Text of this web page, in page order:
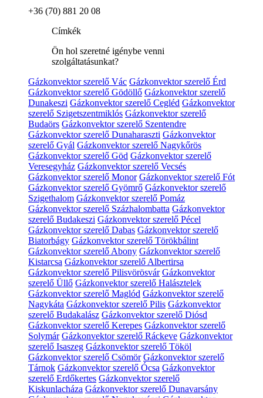
+36 (70) 881 20 08
Címkék
Ön hol szeretné igénybe venni
szolgáltatásunkat?
Gázkonvektor szerelő Vác Gázkonvektor szerelő Érd
Gázkonvektor szerelő Gödöllő Gázkonvektor szerelő
Dunakeszi Gázkonvektor szerelő Cegléd Gázkonvektor
szerelő Szigetszentmiklós Gázkonvektor szerelő
Budaörs Gázkonvektor szerelő Szentendre
Gázkonvektor szerelő Dunaharaszti Gázkonvektor
szerelő Gyál Gázkonvektor szerelő Nagykőrös
Gázkonvektor szerelő Göd Gázkonvektor szerelő
Veresegyház Gázkonvektor szerelő Vecsés
Gázkonvektor szerelő Monor Gázkonvektor szerelő Fót
Gázkonvektor szerelő Gyömrő Gázkonvektor szerelő
Szigethalom Gázkonvektor szerelő Pomáz
Gázkonvektor szerelő Százhalombatta Gázkonvektor
szerelő Budakeszi Gázkonvektor szerelő Pécel
Gázkonvektor szerelő Dabas Gázkonvektor szerelő
Biatorbágy Gázkonvektor szerelő Törökbálint
Gázkonvektor szerelő Abony Gázkonvektor szerelő
Kistarcsa Gázkonvektor szerelő Albertirsa
Gázkonvektor szerelő Pilisvörösvár Gázkonvektor
szerelő Üllő Gázkonvektor szerelő Halásztelek
Gázkonvektor szerelő Maglód Gázkonvektor szerelő
Nagykáta Gázkonvektor szerelő Pilis Gázkonvektor
szerelő Budakalász Gázkonvektor szerelő Diósd
Gázkonvektor szerelő Kerepes Gázkonvektor szerelő
Solymár Gázkonvektor szerelő Ráckeve Gázkonvektor
szerelő Isaszeg Gázkonvektor szerelő Tököl
Gázkonvektor szerelő Csömör Gázkonvektor szerelő
Tárnok Gázkonvektor szerelő Ócsa Gázkonvektor
szerelő Erdőkertes Gázkonvektor szerelő
Kiskunlacháza Gázkonvektor szerelő Dunavarsány